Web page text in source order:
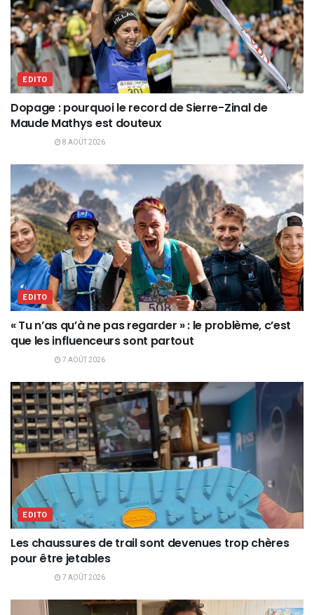
EDITO
Dopage : pourquoi le record de Sierre-Zinal de
Maude Mathys est douteux
8 AOÛT 2026
EDITO
« Tu n’as qu’à ne pas regarder » : le problème, c’est
que les influenceurs sont partout
7 AOÛT 2026
EDITO
Les chaussures de trail sont devenues trop chères
pour être jetables
7 AOÛT 2026